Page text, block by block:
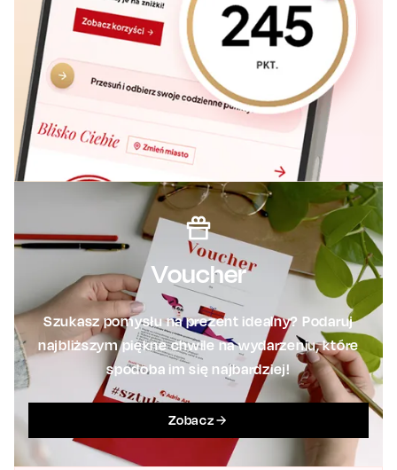
Voucher
Szukasz pomysłu na prezent idealny? Podaruj
najbliższym piękne chwile na wydarzeniu, które
spodoba im się najbardziej!
Zobacz